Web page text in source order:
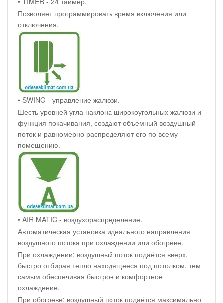
Позволяет программировать время включения или
отключения.
• SWING - управление жалюзи.
Шесть уровней угла наклона широкоугольных жалюзи и
функция покачивания, создают объемный воздушный
поток и равномерно распределяют его по всему
помещению.
• AIR MATIC - воздухораспределение.
Автоматическая установка идеального направления
воздушного потока при охлаждении или обогреве.
При охлаждении; воздушный поток подаётся вверх,
быстро отбирая тепло находящееся под потолком, тем
самым обеспечивая быстрое и комфортное
охлаждение.
При обогреве; воздушный поток подаётся максимально